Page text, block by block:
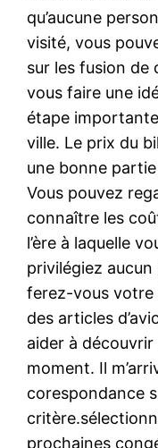
qu’aucune
visité, vous
sur les fusion de
vous faire une
étape
ville. Le prix du
une bonne partie
Vous pouvez
connaître les
l’ère à laquelle
privilégiez
ferez-vous
des articles
aider à découvrir
moment. Il
corespondance
prochaines